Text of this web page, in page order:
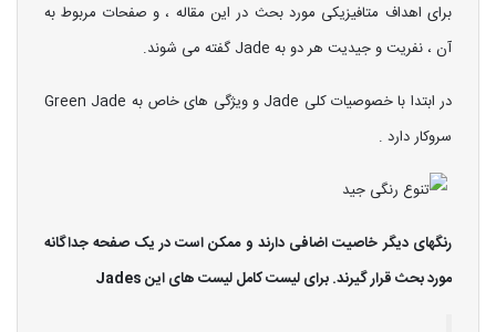
برای اهداف متافیزیکی مورد بحث در این مقاله ، و صفحات مربوط به
آن ، نفریت و جیدیت هر دو به Jade گفته می شوند.
در ابتدا با خصوصیات کلی Jade و ویژگی های خاص به Green Jade
سروکار دارد .
رنگهای دیگر خاصیت اضافی دارند و ممکن است در یک صفحه جداگانه
مورد بحث قرار گیرند. برای لیست کامل لیست های این Jades